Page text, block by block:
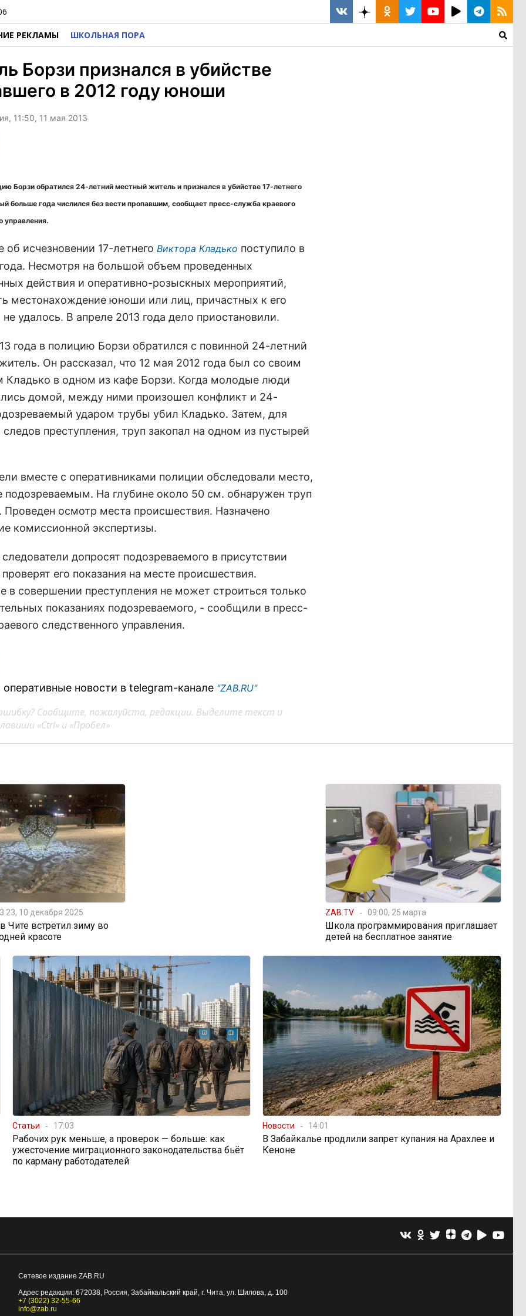
РЕКЛАМЫ ШКОЛЬНАЯ ПОРА
Борзи признался в убийстве
в 2012 году юноши
11:50, 11 мая 2013
Борзи обратился 24-летний местный житель и признался в убийстве 17-летнего
больше года числился без вести пропавшим, сообщает пресс-служба краевого
управления.
об исчезновении 17-летнего Виктора Кладько поступило в
Несмотря на большой объем проведенных
действия и оперативно-розыскных мероприятий,
местонахождение юноши или лиц, причастных к его
не удалось. В апреле 2013 года дело приостановили.
года в полицию Борзи обратился с повинной 24-летний
Он рассказал, что 12 мая 2012 года был со своим
Кладько в одном из кафе Борзи. Когда молодые люди
домой, между ними произошел конфликт и 24-
ударом трубы убил Кладько. Затем, для
преступления, труп закопал на одном из пустырей
вместе с оперативниками полиции обследовали место,
подозреваемым. На глубине около 50 см. обнаружен труп
осмотр места происшествия. Назначено
комиссионной экспертизы.
допросят подозреваемого в присутствии
проверят его показания на месте происшествия.
в совершении преступления не может строиться только
показаниях подозреваемого, - сообщили в пресс-
следственного управления.
новости в telegram-канале "ZAB.RU"
Сообщите, пожалуйста, редакции. Выделите текст и
«Ctrl» и «Пробел»
10 декабря 2025
встретил зиму во
красоте
ZAB.TV 09:00, 25 марта
Школа программирования приглашает
детей на бесплатное занятие
Статьи 17:03
Рабочих рук меньше, а проверок — больше: как
ужесточение миграционного законодательства бьёт
по карману работодателей
Новости 14:01
В Забайкалье продлили запрет купания на Арахлее и
Кеноне
Сетевое издание ZAB.RU
Адрес редакции: 672038, Россия, Забайкальский край, г. Чита, ул. Шилова, д. 100
+7 (3022) 32-55-66
info@zab.ru